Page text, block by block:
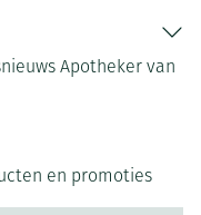
Apotheker van
en promoties